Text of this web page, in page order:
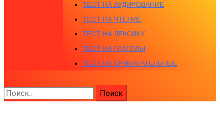
ТЕСТ НА АУДИРОВАНИЕ
ТЕСТ НА ЧТЕНИЕ
ТЕСТ НА ЛЕКСИКУ
ТЕСТ НА ГЛАГОЛЫ
ТЕСТ НА ПРИЛАГАТЕЛЬНЫЕ
Найти: